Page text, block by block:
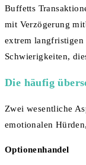
Buffetts
mit Verzögerung
extrem langfristigen
Schwierigkeiten,
Die häufig
Zwei wesentliche
emotionalen
Optionenhandel